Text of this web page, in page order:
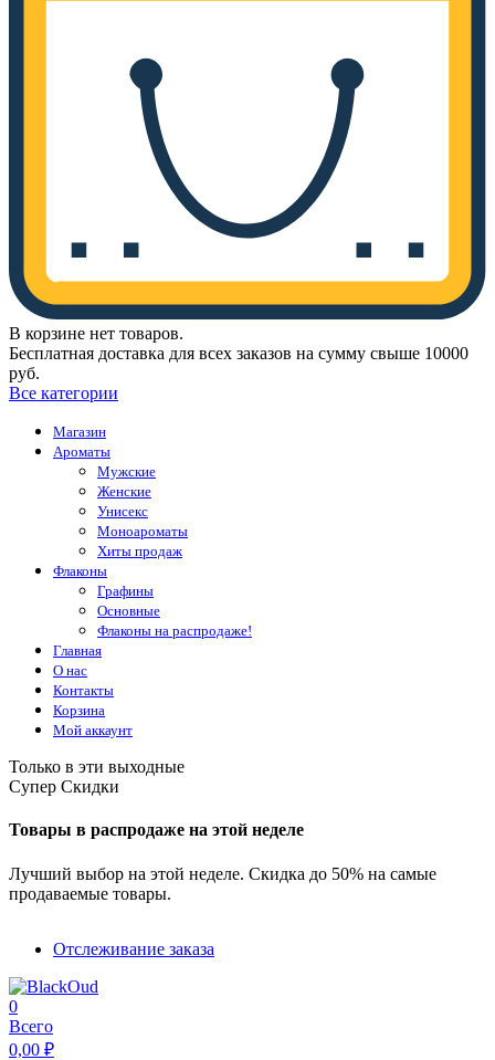
В корзине нет товаров.
Бесплатная доставка для всех заказов на сумму свыше 10000
руб.
Все категории
Магазин
Ароматы
Мужские
Женские
Унисекс
Моноароматы
Хиты продаж
Флаконы
Графины
Основные
Флаконы на распродаже!
Главная
О нас
Контакты
Корзина
Мой аккаунт
Только в эти выходные
Супер Скидки
Товары в распродаже на этой неделе
Лучший выбор на этой неделе. Скидка до 50% на самые
продаваемые товары.
Отслеживание заказа
0
Всего
0,00 ₽